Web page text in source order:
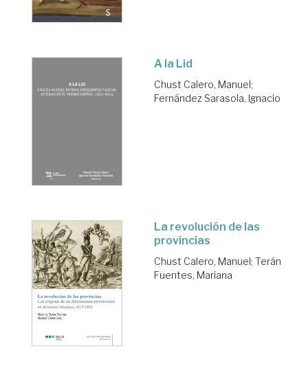
A la Lid
Chust Calero, Manuel;
Fernández Sarasola, Ignacio
La revolución de las
provincias
Chust Calero, Manuel; Terán
Fuentes, Mariana